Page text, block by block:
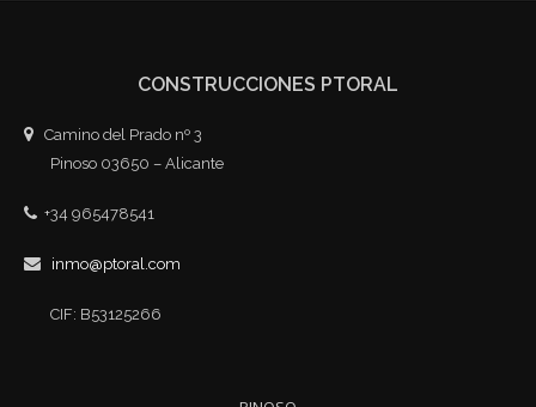
CONSTRUCCIONES PTORAL
Camino del Prado nº 3
Pinoso 03650 – Alicante
+34 965478541
inmo@ptoral.com
CIF: B53125266